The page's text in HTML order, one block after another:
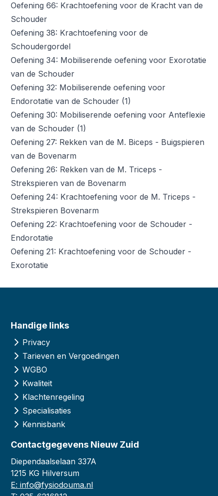
Oefening 66: Krachtoefening voor de Kracht van de
Schouder
Oefening 38: Krachtoefening voor de
Schoudergordel
Oefening 34: Mobiliserende oefening voor Exorotatie
van de Schouder
Oefening 32: Mobiliserende oefening voor
Endorotatie van de Schouder (1)
Oefening 30: Mobiliserende oefening voor Anteflexie
van de Schouder (1)
Oefening 27: Rekken van de M. Biceps - Buigspieren
van de Bovenarm
Oefening 26: Rekken van de M. Triceps -
Strekspieren van de Bovenarm
Oefening 24: Krachtoefening voor de M. Triceps -
Strekspieren Bovenarm
Oefening 22: Krachtoefening voor de Schouder -
Endorotatie
Oefening 21: Krachtoefening voor de Schouder -
Exorotatie
Handige links
Privacy
Tarieven en Vergoedingen
WGBO
Kwaliteit
Klachtenregeling
Specialisaties
Kennisbank
Contactgegevens Nieuw Zuid
Diependaalselaan 337A
1215 KG Hilversum
E: info@fysiodouma.nl